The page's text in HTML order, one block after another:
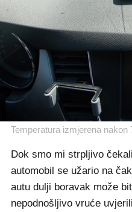
Temperatura izmjerena nakon
Dok smo mi strpljivo
automobil se užario na
autu dulji boravak može
nepodnošljivo vruće